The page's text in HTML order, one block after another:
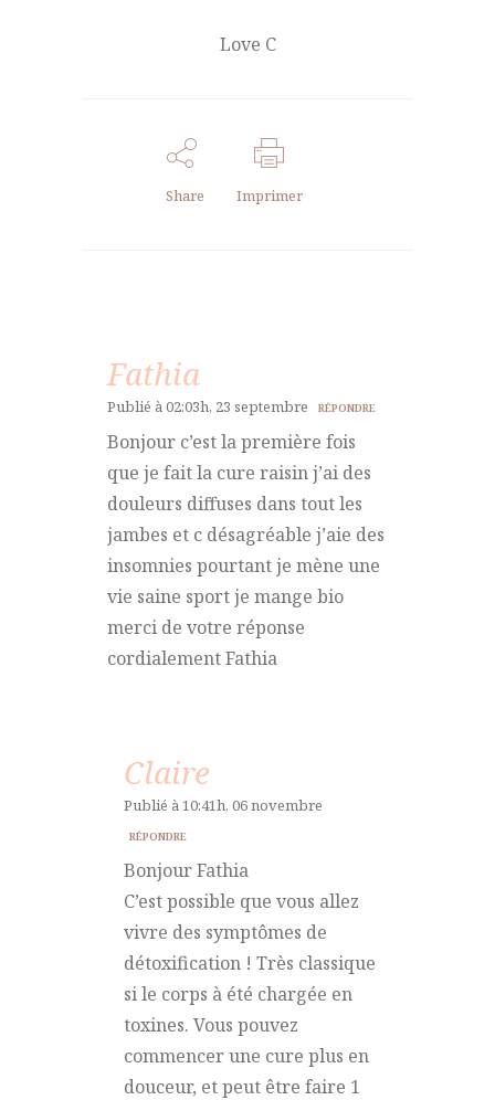
Love C
Share Imprimer
Fathia
Publié à 02:03h, 23 septembre RÉPONDRE
Bonjour c’est la première fois
que je fait la cure raisin j’ai des
douleurs diffuses dans tout les
jambes et c désagréable j’aie des
insomnies pourtant je mène une
vie saine sport je mange bio
merci de votre réponse
cordialement Fathia
Claire
Publié à 10:41h, 06 novembre
RÉPONDRE
Bonjour Fathia
C’est possible que vous allez
vivre des symptômes de
détoxification ! Très classique
si le corps à été chargée en
toxines. Vous pouvez
commencer une cure plus en
douceur, et peut être faire 1